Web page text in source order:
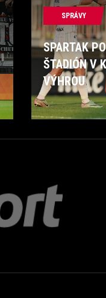
SPRÁVY
SPARTAK
ŠTADIÓN V
VÝHROU